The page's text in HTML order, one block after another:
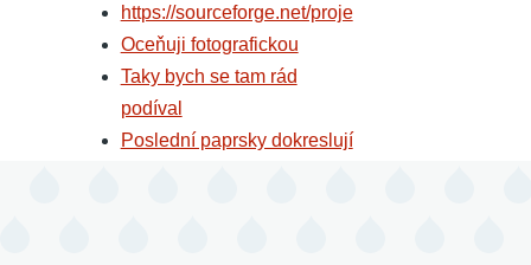
https://sourceforge.net/proje
Oceňuji fotografickou
Taky bych se tam rád
podíval
Poslední paprsky dokreslují